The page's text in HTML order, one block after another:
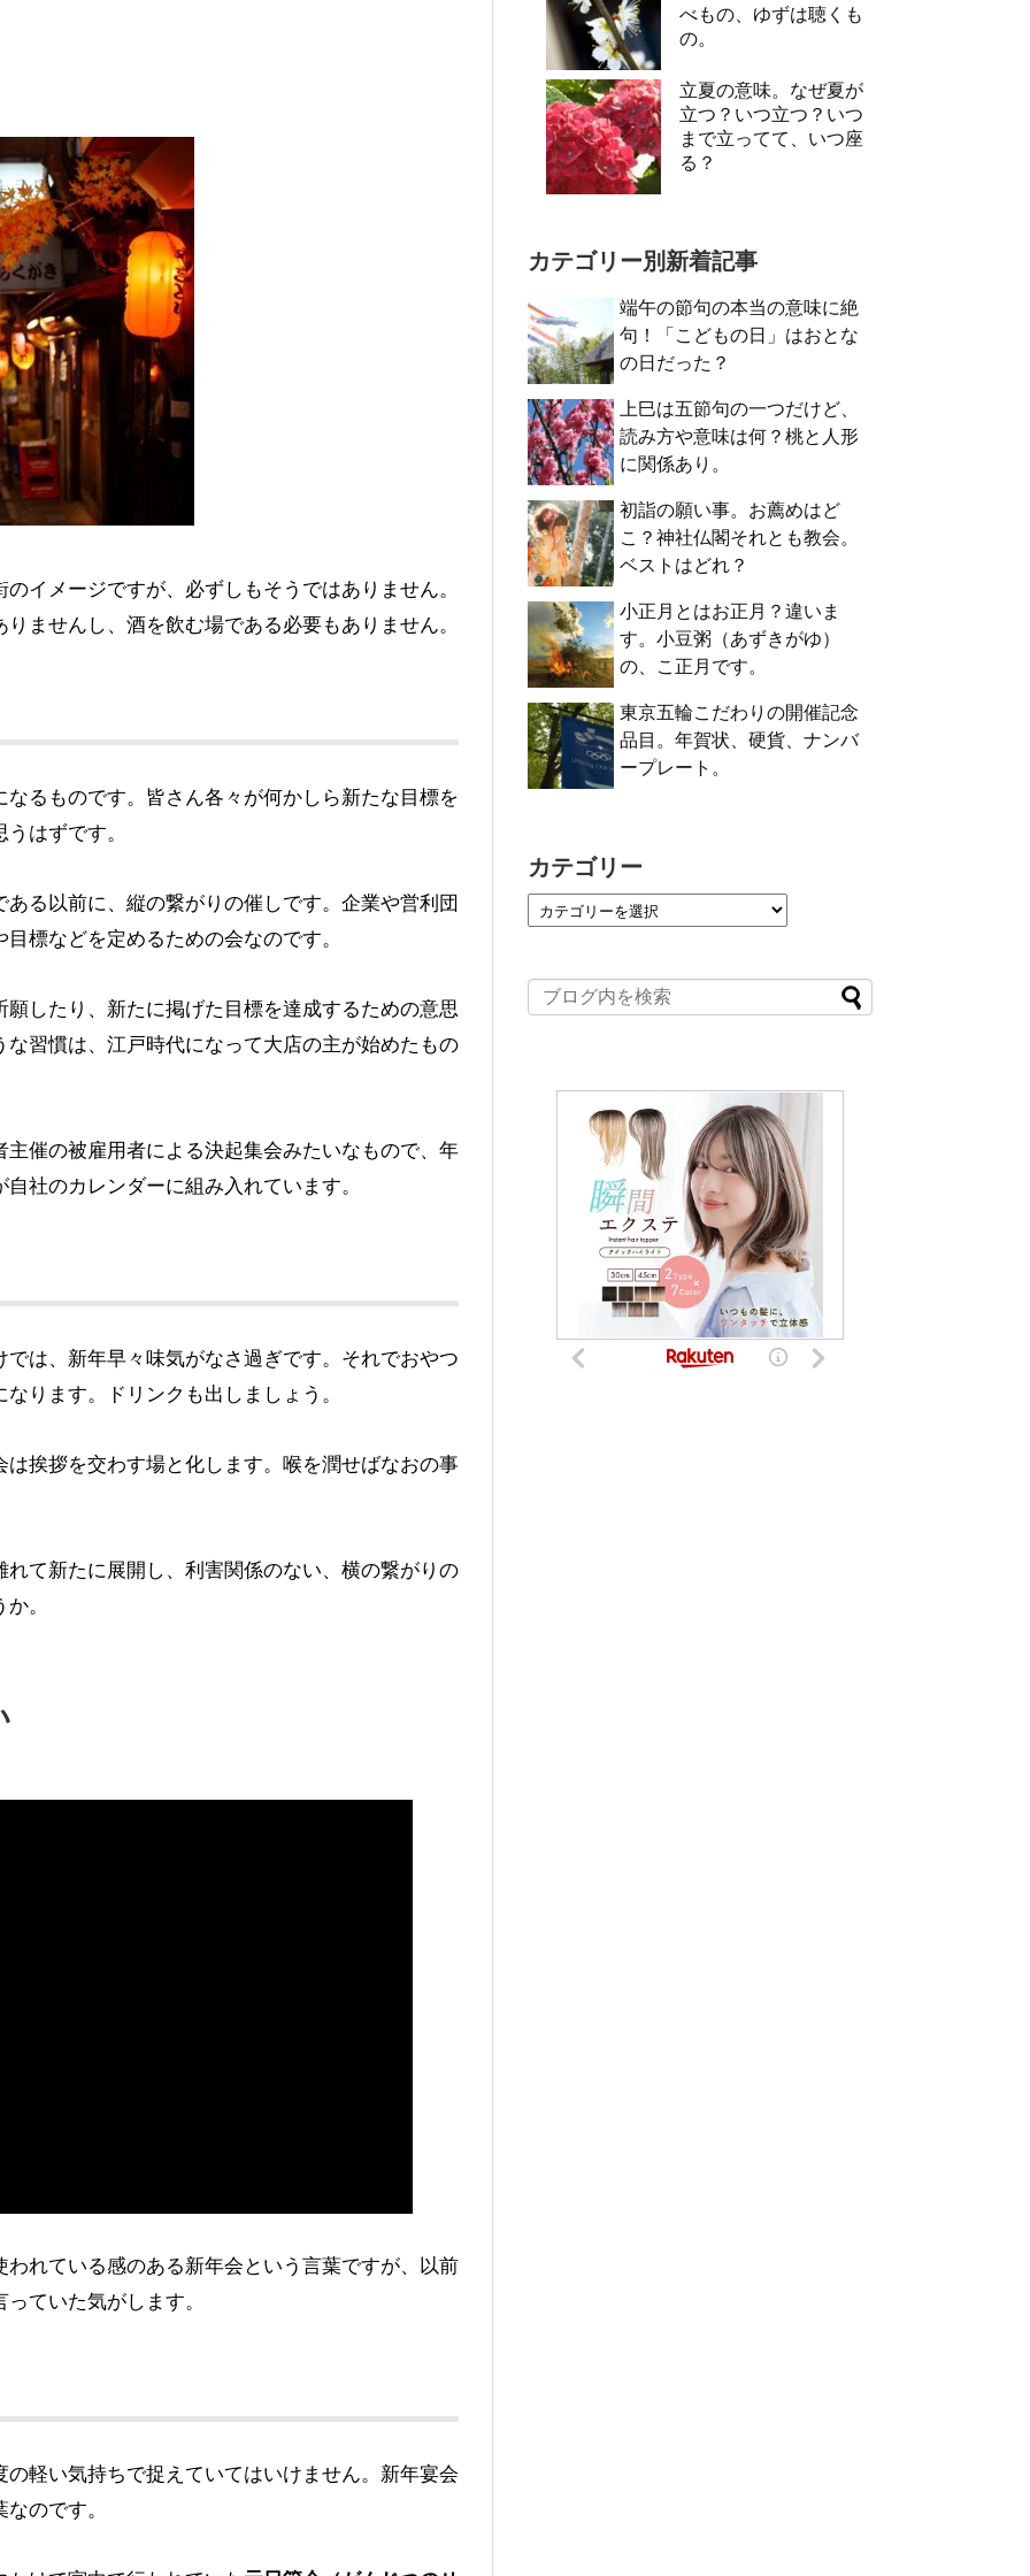
イメージですが、必ずしもそうではありません。
ませんし、酒を飲む場である必要もありません。
るものです。皆さん各々が何かしら新たな目標を
はずです。
る以前に、縦の繋がりの催しです。企業や営利団
標などを定めるための会なのです。
したり、新たに掲げた目標を達成するための意思
習慣は、江戸時代になって大店の主が始めたもの
催の被雇用者による決起集会みたいなもので、年
社のカレンダーに組み入れています。
は、新年早々味気がなさ過ぎです。それでおやつ
ります。ドリンクも出しましょう。
挨拶を交わす場と化します。喉を潤せばなおの事
て新たに展開し、利害関係のない、横の繋がりの
。
れている感のある新年会という言葉ですが、以前
ていた気がします。
軽い気持ちで捉えていてはいけません。新年宴会
のです。
べもの、ゆずは聴くも
の。
立夏の意味。なぜ夏が
立つ？いつ立つ？いつ
まで立ってて、いつ座
る？
カテゴリー別新着記事
端午の節句の本当の意味に絶
句！「こどもの日」はおとな
の日だった？
上巳は五節句の一つだけど、
読み方や意味は何？桃と人形
に関係あり。
初詣の願い事。お薦めはど
こ？神社仏閣それとも教会。
ベストはどれ？
小正月とはお正月？違いま
す。小豆粥（あずきがゆ）
の、こ正月です。
東京五輪こだわりの開催記念
品目。年賀状、硬貨、ナンバ
ープレート。
カテゴリー